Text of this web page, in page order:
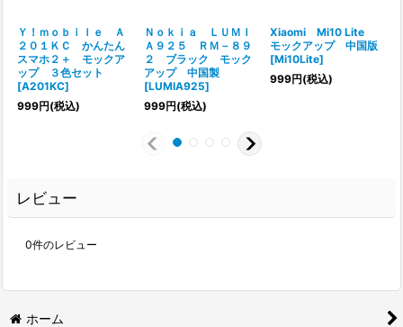
Ｙ！ｍｏｂｉｌｅ Ａ
２０１ＫＣ かんたん
スマホ２＋ モックア
ップ ３色セット
[A201KC]
999円(税込)
Ｎｏｋｉａ ＬＵＭＩ
Ａ９２５ ＲＭ－８９
２ ブラック モック
アップ 中国製
[LUMIA925]
999円(税込)
Xiaomi Mi10 Lite
モックアップ 中国版
[Mi10Lite]
999円(税込)
レビュー
0件のレビュー
ホーム